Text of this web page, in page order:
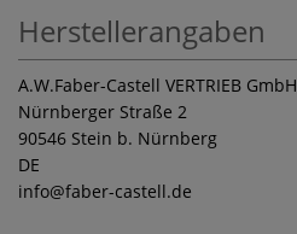
Herstellerangaben
A.W.Faber-Castell VERTRIEB GmbH
Nürnberger Straße 2
90546 Stein b. Nürnberg
DE
info@faber-castell.de